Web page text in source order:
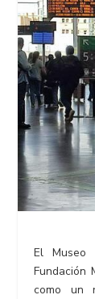
El Museo
Fundación
como un